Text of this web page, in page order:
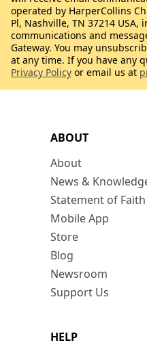
ABOUT
About
News &
Statement of Faith
Mobile App
Store
Blog
Newsroom
Support Us
HELP
operated by HarperCollins
Pl, Nashville, TN 37214
communications and
Gateway. You may
at any time. If you have any
Privacy Policy or email us at